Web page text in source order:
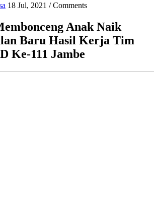
18 Jul, 2021 /Comments
Anak Naik
Baru Hasil Kerja Tim
Ke-111 Jambe